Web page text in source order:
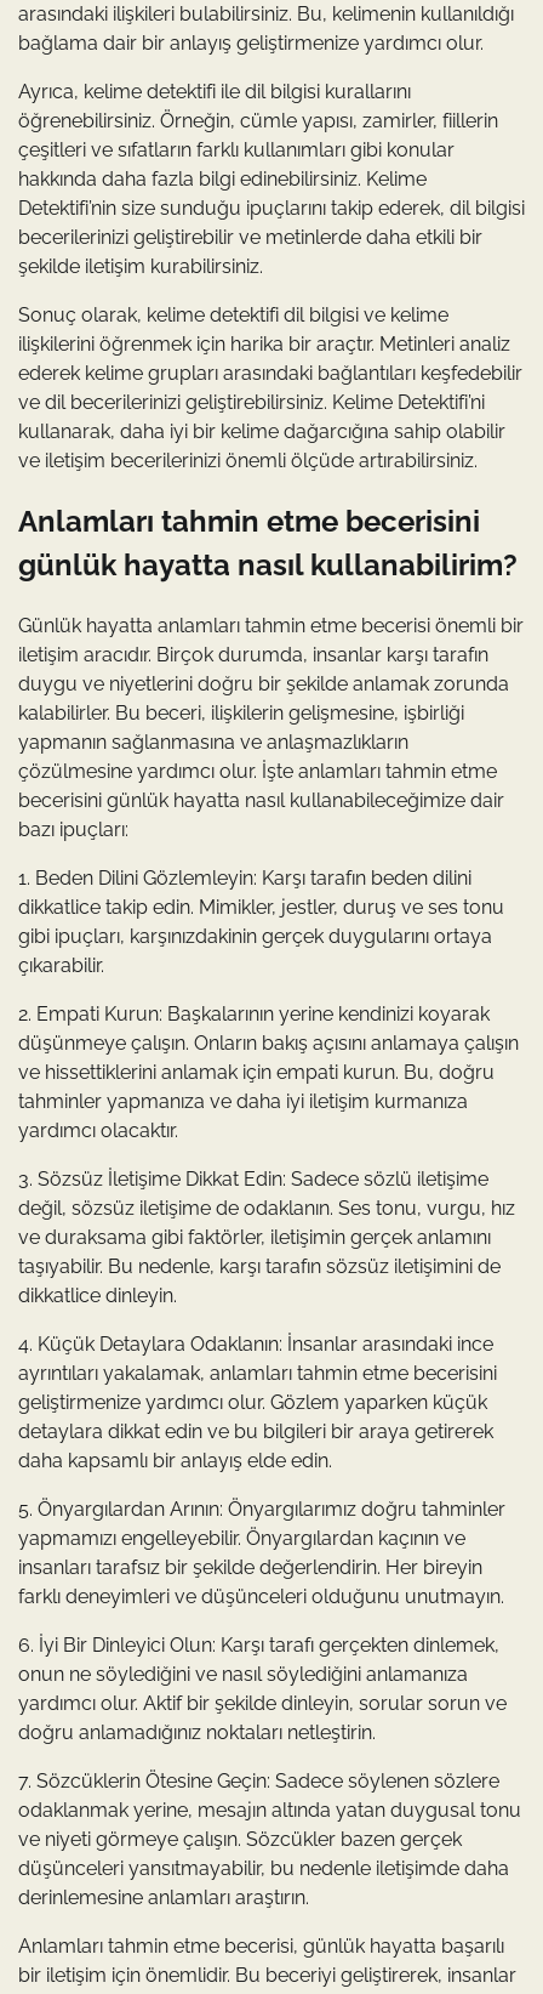
arasındaki ilişkileri bulabilirsiniz. Bu, kelimenin kullanıldığı
bağlama dair bir anlayış geliştirmenize yardımcı olur.
Ayrıca, kelime detektifi ile dil bilgisi kurallarını
öğrenebilirsiniz. Örneğin, cümle yapısı, zamirler, fiillerin
çeşitleri ve sıfatların farklı kullanımları gibi konular
hakkında daha fazla bilgi edinebilirsiniz. Kelime
Detektifi’nin size sunduğu ipuçlarını takip ederek, dil bilgisi
becerilerinizi geliştirebilir ve metinlerde daha etkili bir
şekilde iletişim kurabilirsiniz.
Sonuç olarak, kelime detektifi dil bilgisi ve kelime
ilişkilerini öğrenmek için harika bir araçtır. Metinleri analiz
ederek kelime grupları arasındaki bağlantıları keşfedebilir
ve dil becerilerinizi geliştirebilirsiniz. Kelime Detektifi’ni
kullanarak, daha iyi bir kelime dağarcığına sahip olabilir
ve iletişim becerilerinizi önemli ölçüde artırabilirsiniz.
Anlamları tahmin etme becerisini
günlük hayatta nasıl kullanabilirim?
Günlük hayatta anlamları tahmin etme becerisi önemli bir
iletişim aracıdır. Birçok durumda, insanlar karşı tarafın
duygu ve niyetlerini doğru bir şekilde anlamak zorunda
kalabilirler. Bu beceri, ilişkilerin gelişmesine, işbirliği
yapmanın sağlanmasına ve anlaşmazlıkların
çözülmesine yardımcı olur. İşte anlamları tahmin etme
becerisini günlük hayatta nasıl kullanabileceğimize dair
bazı ipuçları:
1. Beden Dilini Gözlemleyin: Karşı tarafın beden dilini
dikkatlice takip edin. Mimikler, jestler, duruş ve ses tonu
gibi ipuçları, karşınızdakinin gerçek duygularını ortaya
çıkarabilir.
2. Empati Kurun: Başkalarının yerine kendinizi koyarak
düşünmeye çalışın. Onların bakış açısını anlamaya çalışın
ve hissettiklerini anlamak için empati kurun. Bu, doğru
tahminler yapmanıza ve daha iyi iletişim kurmanıza
yardımcı olacaktır.
3. Sözsüz İletişime Dikkat Edin: Sadece sözlü iletişime
değil, sözsüz iletişime de odaklanın. Ses tonu, vurgu, hız
ve duraksama gibi faktörler, iletişimin gerçek anlamını
taşıyabilir. Bu nedenle, karşı tarafın sözsüz iletişimini de
dikkatlice dinleyin.
4. Küçük Detaylara Odaklanın: İnsanlar arasındaki ince
ayrıntıları yakalamak, anlamları tahmin etme becerisini
geliştirmenize yardımcı olur. Gözlem yaparken küçük
detaylara dikkat edin ve bu bilgileri bir araya getirerek
daha kapsamlı bir anlayış elde edin.
5. Önyargılardan Arının: Önyargılarımız doğru tahminler
yapmamızı engelleyebilir. Önyargılardan kaçının ve
insanları tarafsız bir şekilde değerlendirin. Her bireyin
farklı deneyimleri ve düşünceleri olduğunu unutmayın.
6. İyi Bir Dinleyici Olun: Karşı tarafı gerçekten dinlemek,
onun ne söylediğini ve nasıl söylediğini anlamanıza
yardımcı olur. Aktif bir şekilde dinleyin, sorular sorun ve
doğru anlamadığınız noktaları netleştirin.
7. Sözcüklerin Ötesine Geçin: Sadece söylenen sözlere
odaklanmak yerine, mesajın altında yatan duygusal tonu
ve niyeti görmeye çalışın. Sözcükler bazen gerçek
düşünceleri yansıtmayabilir, bu nedenle iletişimde daha
derinlemesine anlamları araştırın.
Anlamları tahmin etme becerisi, günlük hayatta başarılı
bir iletişim için önemlidir. Bu beceriyi geliştirerek, insanlar